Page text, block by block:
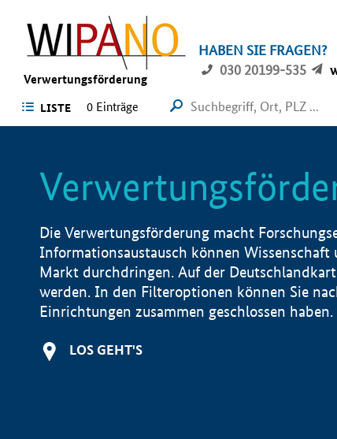
Verwertungsförderung
HABEN SIE FRAGEN?
030 20199-535
LISTE 0 Einträge
Die Verwertungsförderung macht
Informationsaustausch können
Markt durchdringen. Auf der
werden. In den Filteroptionen können Sie
Einrichtungen zusammen geschlossen
LOS GEHT'S